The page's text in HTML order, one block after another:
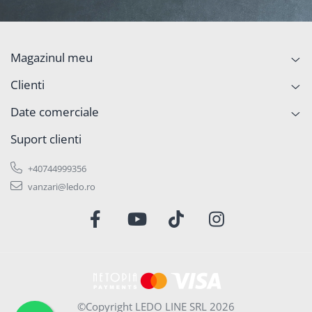
Magazinul meu
Clienti
Date comerciale
Suport clienti
+40744999356
vanzari@ledo.ro
©Copyright LEDO LINE SRL 2026